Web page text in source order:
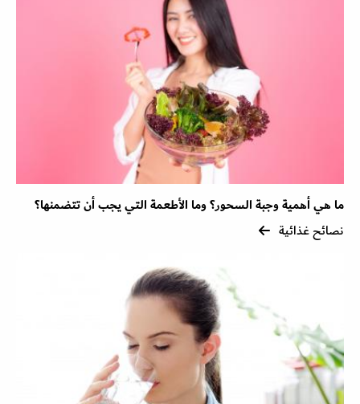
ما هي أهمية وجبة السحور؟ وما الأطعمة التي يجب أن تتضمنها؟
نصائح غذائية